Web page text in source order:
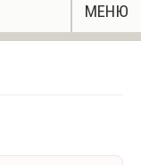
МЕНЮ